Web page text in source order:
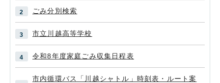
ごみ分別検索
市立川越高等学校
令和8年度家庭ごみ収集日程表
市内循環バス「川越シャトル」時刻表・ルート案